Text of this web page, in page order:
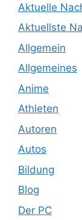
Aktuelle
Aktuellste
Allgemein
Allgemeines
Anime
Athleten
Autoren
Autos
Bildung
Blog
Der PC